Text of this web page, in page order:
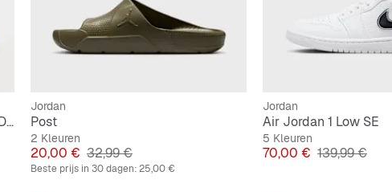
Air Jordan 11 Retro Low "Mother's Day"
Jordan
Post
2 Kleuren
Prijs
20,00 € Originele Prijs
32,99 €
Beste prijs in 30 dagen:25,00 €
Jordan
Air Jordan 1 Low SE
5 Kleuren
Prijs
70,00 € Originele Prijs
139,99 €